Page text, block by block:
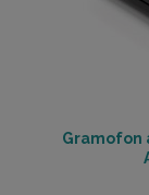
Gramofon